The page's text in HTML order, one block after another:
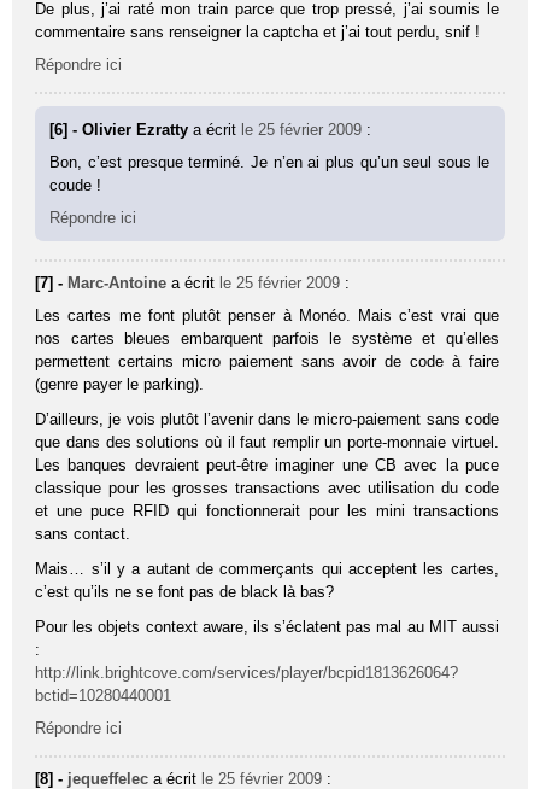
De plus, j’ai raté mon train parce que trop pressé, j’ai soumis le
commentaire sans renseigner la captcha et j’ai tout perdu, snif !
Répondre ici
[6] - Olivier Ezrattya écrit le 25 février 2009 :
Bon, c’est presque terminé. Je n’en ai plus qu’un seul sous le
coude !
Répondre ici
[7] - Marc-Antoine a écrit le 25 février 2009 :
Les cartes me font plutôt penser à Monéo. Mais c’est vrai que
nos cartes bleues embarquent parfois le système et qu’elles
permettent certains micro paiement sans avoir de code à faire
(genre payer le parking).
D’ailleurs, je vois plutôt l’avenir dans le micro-paiement sans code
que dans des solutions où il faut remplir un porte-monnaie virtuel.
Les banques devraient peut-être imaginer une CB avec la puce
classique pour les grosses transactions avec utilisation du code
et une puce RFID qui fonctionnerait pour les mini transactions
sans contact.
Mais… s’il y a autant de commerçants qui acceptent les cartes,
c’est qu’ils ne se font pas de black là bas?
Pour les objets context aware, ils s’éclatent pas mal au MIT aussi
:
http://link.brightcove.com/services/player/bcpid1813626064?
bctid=10280440001
Répondre ici
[8] - jequeffelec a écrit le 25 février 2009 :